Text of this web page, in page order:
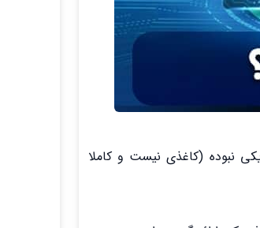
نبوده (کاغذی نیست و کاملا